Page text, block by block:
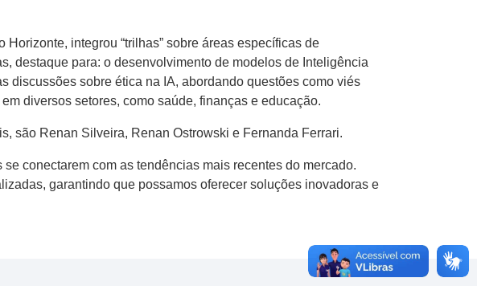
integrou “trilhas” sobre áreas específicas de
destaque para: o desenvolvimento de modelos de Inteligência
discussões sobre ética na IA, abordando questões como viés
diversos setores, como saúde, finanças e educação.
são Renan Silveira, Renan Ostrowski e Fernanda Ferrari.
conectarem com as tendências mais recentes do mercado.
garantindo que possamos oferecer soluções inovadoras e